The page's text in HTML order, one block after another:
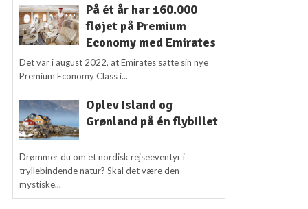
På ét år har 160.000
fløjet på Premium
Economy med Emirates
Det var i august 2022, at Emirates satte sin nye
Premium Economy Class i...
Oplev Island og
Grønland på én flybillet
Drømmer du om et nordisk rejseeventyr i
tryllebindende natur? Skal det være den
mystiske...